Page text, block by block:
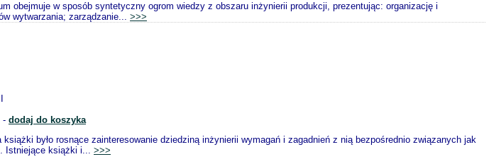
obejmuje w sposób syntetyczny ogrom wiedzy z obszaru inżynierii produkcji, prezentując: organizację i
wytwarzania; zarządzanie... >>>
- dodaj do koszyka
było rosnące zainteresowanie dziedziną inżynierii wymagań i zagadnień z nią bezpośrednio związanych jak
Istniejące książki i... >>>